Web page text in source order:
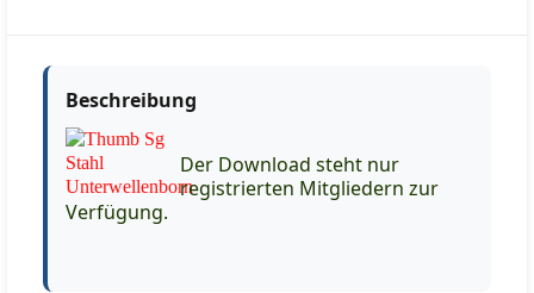
Beschreibung
Der Download steht nur
registrierten Mitgliedern zur
Verfügung.